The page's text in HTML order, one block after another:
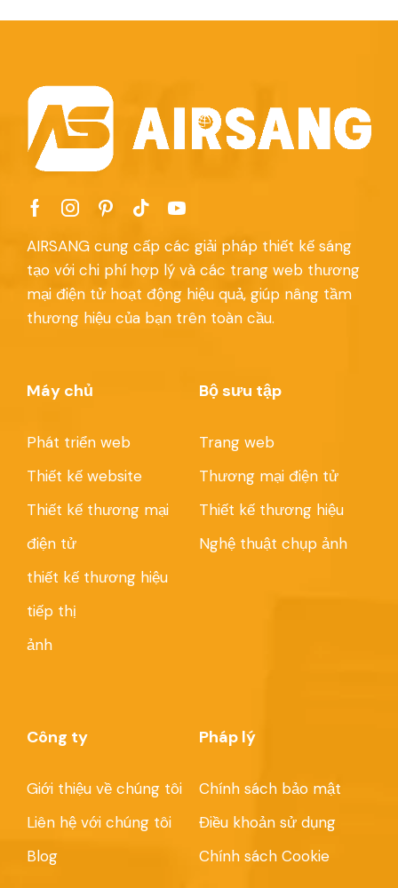
AIRSANG cung cấp các giải pháp thiết kế sáng
tạo với chi phí hợp lý và các trang web thương
mại điện tử hoạt động hiệu quả, giúp nâng tầm
thương hiệu của bạn trên toàn cầu.
Máy chủ
Phát triển web
Thiết kế website
Thiết kế thương mại
điện tử
thiết kế thương hiệu
tiếp thị
ảnh
Bộ sưu tập
Trang web
Thương mại điện tử
Thiết kế thương hiệu
Nghệ thuật chụp ảnh
Công ty
Giới thiệu về chúng tôi
Liên hệ với chúng tôi
Blog
Pháp lý
Chính sách bảo mật
Điều khoản sử dụng
Chính sách Cookie